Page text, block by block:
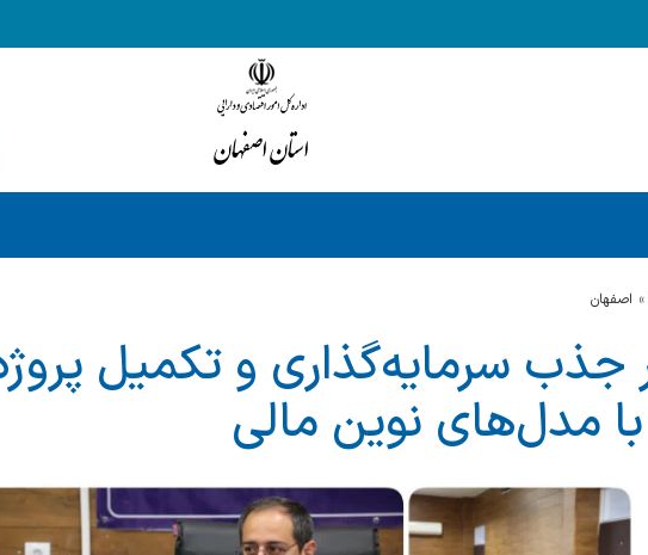
اصفهان
جذب سرمایه‌گذاری و تکمیل
مدل‌های نوین مالی